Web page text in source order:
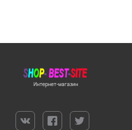
Интернет-магазин